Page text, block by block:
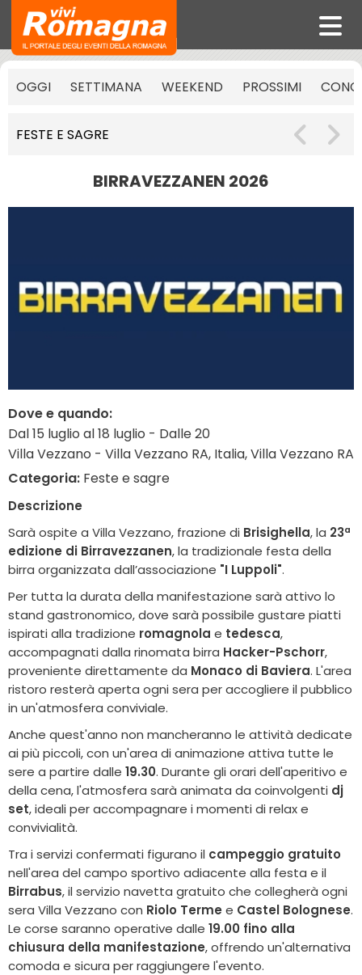
OGGI SETTIMANA WEEKEND PROSSIMI
FESTE E SAGRE
BIRRAVEZZANEN 2026
Dove e quando:
Dal 15 luglio al 18 luglio - Dalle 20
Villa Vezzano - Villa Vezzano RA, Italia, Villa Vezzano RA
Categoria: Feste e sagre
Descrizione
Sarà ospite a Villa Vezzano, frazione di Brisighella, la 23ª
edizione di Birravezzanen, la tradizionale festa della
birra organizzata dall’associazione "I Luppoli".
Per tutta la durata della manifestazione sarà attivo lo
stand gastronomico, dove sarà possibile gustare piatti
ispirati alla tradizione romagnola e tedesca,
accompagnati dalla rinomata birra Hacker-Pschorr,
proveniente direttamente da Monaco di Baviera. L'area
ristoro resterà aperta ogni sera per accogliere il pubblico
in un'atmosfera conviviale.
Anche quest'anno non mancheranno le attività dedicate
ai più piccoli, con un'area di animazione attiva tutte le
sere a partire dalle 19.30. Durante gli orari dell'aperitivo e
della cena, l'atmosfera sarà animata da coinvolgenti dj
set, ideali per accompagnare i momenti di relax e
convivialità.
Tra i servizi confermati figurano il campeggio gratuito
nell'area del campo sportivo adiacente alla festa e il
Birrabus, il servizio navetta gratuito che collegherà ogni
sera Villa Vezzano con Riolo Terme e Castel Bolognese.
Le corse saranno operative dalle 19.00 fino alla
chiusura della manifestazione, offrendo un'alternativa
comoda e sicura per raggiungere l'evento.